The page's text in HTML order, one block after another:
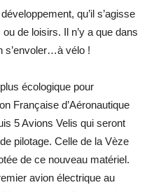
qu’il s’agisse
de loisirs. Il n’y a que dans
s’envoler…à vélo !
écologique pour
Française d’Aéronautique
5 Avions Velis qui seront
pilotage. Celle de la Vèze
de ce nouveau matériel.
avion électrique au